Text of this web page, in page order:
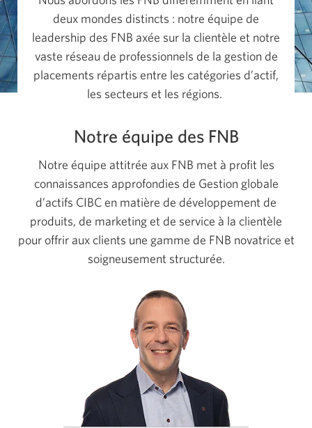
deux mondes distincts : notre équipe de
leadership des FNB axée sur la clientèle et notre
vaste réseau de professionnels de la gestion de
placements répartis entre les catégories d’actif,
les secteurs et les régions.
Notre équipe des FNB
Notre équipe attitrée aux FNB met à profit les
connaissances approfondies de Gestion globale
d’actifs CIBC en matière de développement de
produits, de marketing et de service à la clientèle
pour offrir aux clients une gamme de FNB novatrice et
soigneusement structurée.